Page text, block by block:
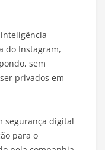
do Instagram,
sem
privados em
segurança digital
para o